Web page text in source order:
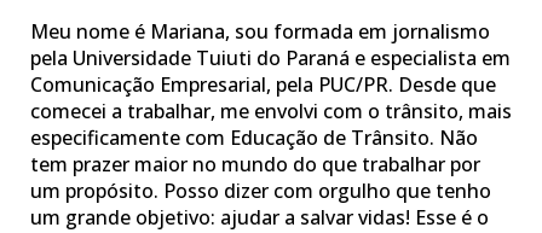
Meu nome é Mariana, sou formada em jornalismo
pela Universidade Tuiuti do Paraná e especialista em
Comunicação Empresarial, pela PUC/PR. Desde que
comecei a trabalhar, me envolvi com o trânsito, mais
especificamente com Educação de Trânsito. Não
tem prazer maior no mundo do que trabalhar por
um propósito. Posso dizer com orgulho que tenho
um grande objetivo: ajudar a salvar vidas! Esse é o